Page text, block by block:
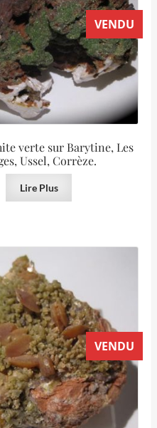
VENDU
verte sur Barytine, Les
Ussel, Corrèze.
Lire Plus
VENDU